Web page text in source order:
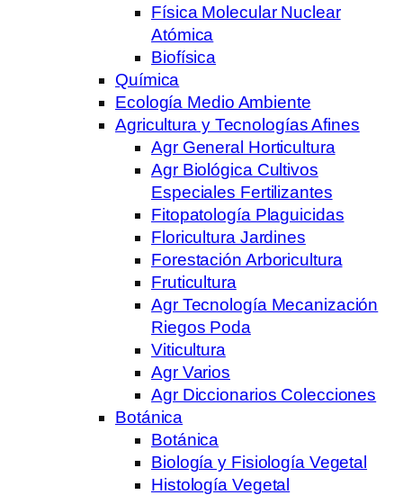
Física Molecular Nuclear
Atómica
Biofísica
Química
Ecología Medio Ambiente
Agricultura y Tecnologías Afines
Agr General Horticultura
Agr Biológica Cultivos
Especiales Fertilizantes
Fitopatología Plaguicidas
Floricultura Jardines
Forestación Arboricultura
Fruticultura
Agr Tecnología Mecanización
Riegos Poda
Viticultura
Agr Varios
Agr Diccionarios Colecciones
Botánica
Botánica
Biología y Fisiología Vegetal
Histología Vegetal